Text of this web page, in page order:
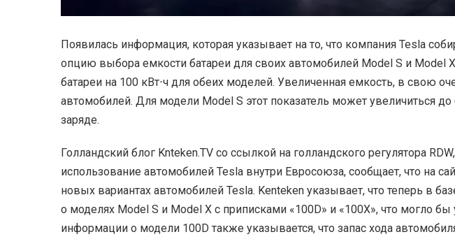
Появилась информация, которая указывает на то, что компания Tesla
опцию выбора емкости батареи для своих автомобилей Model S и Model
батареи на 100 кВт⋅ч для обеих моделей. Увеличенная емкость, в свою
автомобилей. Для модели Model S этот показатель может увеличиться
заряде.
Голландский блог Knteken.TV со ссылкой на голландского регулятора
использование автомобилей Tesla внутри Евросоюза, сообщает, что на
новых вариантах автомобилей Tesla. Kenteken указывает, что теперь в
о моделях Model S и Model X с приписками «100D» и «100X», что могло бы
информации о модели 100D также указывается, что запас хода